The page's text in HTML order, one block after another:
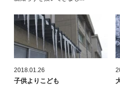
2018.01.26
子供よりこども